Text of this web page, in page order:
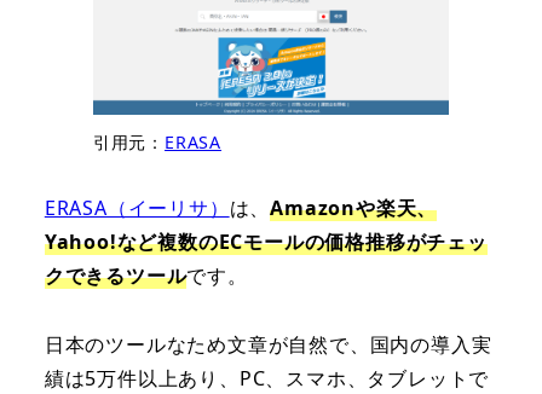
引用元： ERASA
ERASA（イーリサ） は、Amazonや楽天、
Yahoo!など複数のECモールの価格推移がチェッ
クできるツールです。
日本のツールなため文章が自然で、国内の導入実
績は5万件以上あり、PC、スマホ、タブレットで